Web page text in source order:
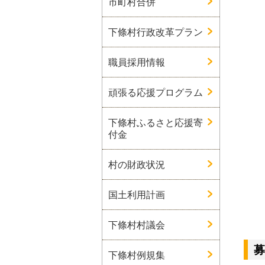
下條村行政改革プラン
職員採用情報
頑張る応援プログラム
下條村ふるさと応援寄
付金
村の財政状況
国土利用計画
下條村村議会
下條村例規集